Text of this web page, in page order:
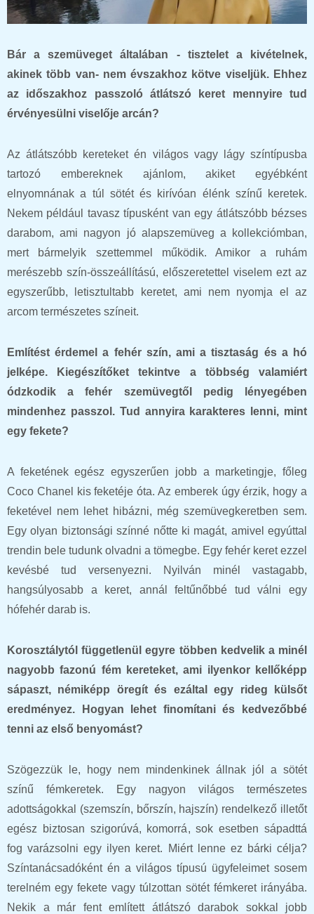
Bár a szemüveget általában - tisztelet a kivételnek,
akinek több van- nem évszakhoz kötve viseljük. Ehhez
az időszakhoz passzoló átlátszó keret mennyire tud
érvényesülni viselője arcán?
Az átlátszóbb kereteket én világos vagy lágy színtípusba
tartozó embereknek ajánlom, akiket egyébként
elnyomnának a túl sötét és kirívóan élénk színű keretek.
Nekem például tavasz típusként van egy átlátszóbb bézses
darabom, ami nagyon jó alapszemüveg a kollekciómban,
mert bármelyik szettemmel működik. Amikor a ruhám
merészebb szín-összeállítású, előszeretettel viselem ezt az
egyszerűbb, letisztultabb keretet, ami nem nyomja el az
arcom természetes színeit.
Említést érdemel a fehér szín, ami a tisztaság és a hó
jelképe. Kiegészítőket tekintve a többség valamiért
ódzkodik a fehér szemüvegtől pedig lényegében
mindenhez passzol. Tud annyira karakteres lenni, mint
egy fekete?
A feketének egész egyszerűen jobb a marketingje, főleg
Coco Chanel kis feketéje óta. Az emberek úgy érzik, hogy a
feketével nem lehet hibázni, még szemüvegkeretben sem.
Egy olyan biztonsági színné nőtte ki magát, amivel egyúttal
trendin bele tudunk olvadni a tömegbe. Egy fehér keret ezzel
kevésbé tud versenyezni. Nyilván minél vastagabb,
hangsúlyosabb a keret, annál feltűnőbbé tud válni egy
hófehér darab is.
Korosztálytól függetlenül egyre többen kedvelik a minél
nagyobb fazonú fém kereteket, ami ilyenkor kellőképp
sápaszt, némiképp öregít és ezáltal egy rideg külsőt
eredményez. Hogyan lehet finomítani és kedvezőbbé
tenni az első benyomást?
Szögezzük le, hogy nem mindenkinek állnak jól a sötét
színű fémkeretek. Egy nagyon világos természetes
adottságokkal (szemszín, bőrszín, hajszín) rendelkező illetőt
egész biztosan szigorúvá, komorrá, sok esetben sápadttá
fog varázsolni egy ilyen keret. Miért lenne ez bárki célja?
Színtanácsadóként én a világos típusú ügyfeleimet sosem
terelném egy fekete vagy túlzottan sötét fémkeret irányába.
Nekik a már fent említett átlátszó darabok sokkal jobb